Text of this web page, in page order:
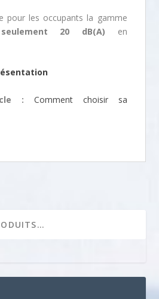
pour les occupants la gamme
seulement 20 dB(A) en
:
Comment choisir sa